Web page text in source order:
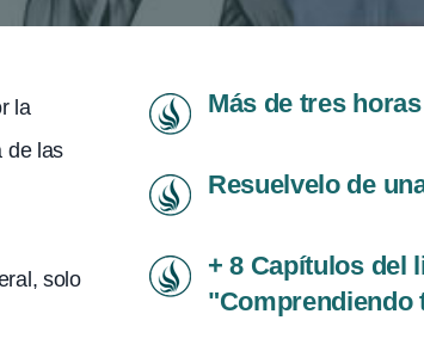
la
de las
solo
Más de tres
Resuelvelo
+ 8 Capítulos del